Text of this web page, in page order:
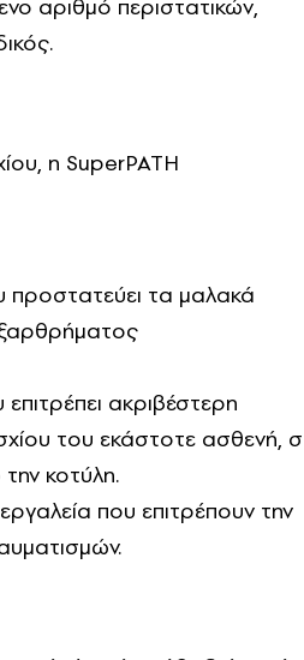
αριθμό περιστατικών,
η SuperPATH
προστατεύει τα μαλακά
ακριβέστερη
του εκάστοτε ασθενή,
κοτύλη.
που επιτρέπουν την